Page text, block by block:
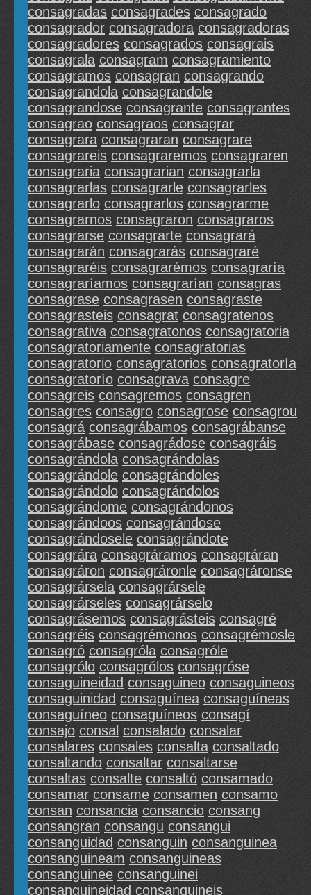
consagradas consagrades consagrado
consagrador consagradora consagradoras
consagradores consagrados consagrais
consagrala consagram consagramiento
consagramos consagran consagrando
consagrandola consagrandole
consagrandose consagrante consagrantes
consagrao consagraos consagrar
consagrara consagraran consagrare
consagrareis consagraremos consagraren
consagraria consagrarian consagrarla
consagrarlas consagrarle consagrarles
consagrarlo consagrarlos consagrarme
consagrarnos consagraron consagraros
consagrarse consagrarte consagrará
consagrarán consagrarás consagraré
consagraréis consagrarémos consagraría
consagraríamos consagrarían consagras
consagrase consagrasen consagraste
consagrasteis consagrat consagratenos
consagrativa consagratonos consagratoria
consagratoriamente consagratorias
consagratorio consagratorios consagratoría
consagratorío consagrava consagre
consagreis consagremos consagren
consagres consagro consagrose consagrou
consagrá consagrábamos consagrábanse
consagrábase consagrádose consagráis
consagrándola consagrándolas
consagrándole consagrándoles
consagrándolo consagrándolos
consagrándome consagrándonos
consagrándoos consagrándose
consagrándosele consagrándote
consagrára consagráramos consagráran
consagráron consagráronle consagráronse
consagrársela consagrársele
consagrárseles consagrárselo
consagrásemos consagrásteis consagré
consagréis consagrémonos consagrémosle
consagró consagróla consagróle
consagrólo consagrólos consagróse
consaguineidad consaguineo consaguineos
consaguinidad consaguínea consaguíneas
consaguíneo consaguíneos consagí
consajo consal consalado consalar
consalares consales consalta consaltado
consaltando consaltar consaltarse
consaltas consalte consaltó consamado
consamar consame consamen consamo
consan consancia consancio consang
consangran consangu consangui
consanguidad consanguin consanguinea
consanguineam consanguineas
consanguinee consanguinei
consanguineidad consanguineis